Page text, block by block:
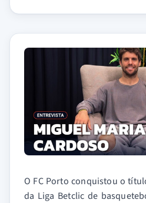
O FC Porto conquistou o
da Liga Betclic de